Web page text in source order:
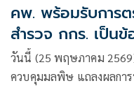
คพ. พร้อมรับการ
สำรวจ กกร. เป็นข้
(Perception) และ
ชี้เฉพาะหน่วยงาน
วันนี้ (25 พฤษภาคม
ควบคุมมลพิษ แถลงผลการ